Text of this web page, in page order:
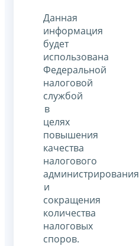
Данная
информация
будет
использована
Федеральной
налоговой
службой
в
целях
повышения
качества
налогового
администрирования
и
сокращения
количества
налоговых
споров.